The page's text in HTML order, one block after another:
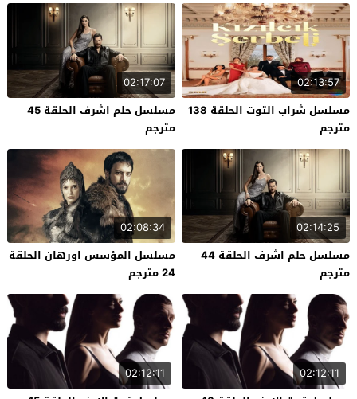
02:13:57
مسلسل شراب التوت الحلقة 138
مترجم
02:17:07
مسلسل حلم اشرف الحلقة 45
مترجم
02:14:25
مسلسل حلم اشرف الحلقة 44
مترجم
02:08:34
مسلسل المؤسس اورهان الحلقة
24 مترجم
02:12:11
02:12:11